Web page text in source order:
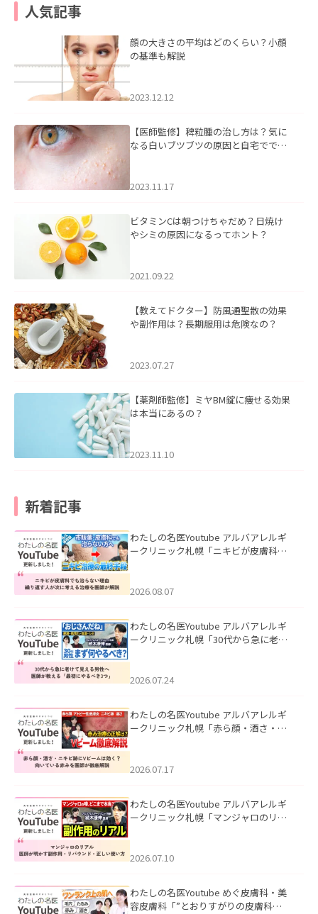
人気記事
顔の大きさの平均はどのくらい？小顔
の基準も解説
2023.12.12
【医師監修】稗粒腫の治し方は？気に
なる白いブツブツの原因と自宅ででき
2023.11.17
ビタミンCは朝つけちゃだめ？日焼け
やシミの原因になるってホント？
2021.09.22
【教えてドクター】防風通聖散の効果
や副作用は？長期服用は危険なの？
2023.07.27
【薬剤師監修】ミヤBM錠に痩せる効果
は本当にあるの？
2023.11.10
新着記事
わたしの名医Youtube アルバアレルギ
ークリニック札幌「ニキビが皮膚科で
ました。
2026.08.07
わたしの名医Youtube アルバアレルギ
ークリニック札幌「30代から急に老け
た。
2026.07.24
わたしの名医Youtube アルバアレルギ
ークリニック札幌「赤ら顔・酒さ・ニ
した。
2026.07.17
わたしの名医Youtube アルバアレルギ
ークリニック札幌「マンジャロのリア
た。
2026.07.10
わたしの名医Youtube めぐ皮膚科・美
容皮膚科「”とおりすがりの皮膚科